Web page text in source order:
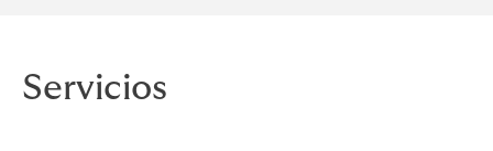
Servicios